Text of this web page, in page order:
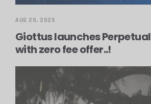
AUG 20, 2025
Giottus launches
with zero fee offer..!